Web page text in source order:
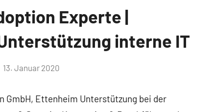
Experte |
interne IT
13. Januar 2020
GmbH, Ettenheim Unterstützung bei der